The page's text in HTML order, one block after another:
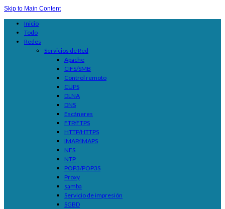
Skip to Main Content
Inicio
Todo
Redes
Servicios de Red
Apache
CIFS/SMB
Control remoto
CUPS
DLNA
DNS
Escáneres
FTP/FTPS
HTTP/HTTPS
IMAP/IMAPS
NFS
NTP
POP3/POP3S
Proxy
samba
Servicio de impresión
SGBD